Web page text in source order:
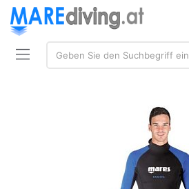
Suchen:
Geben Sie den Suchbegriff ein